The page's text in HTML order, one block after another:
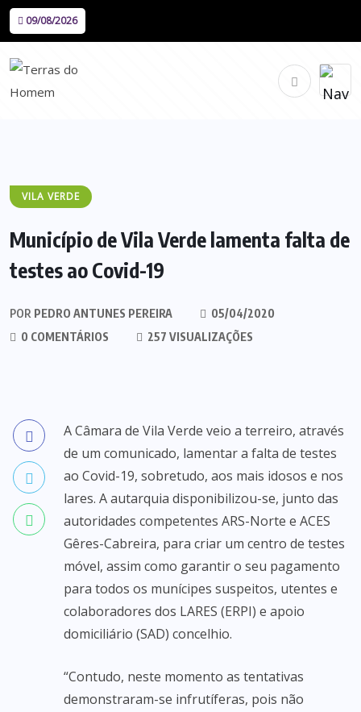
09/08/2026
VILA VERDE
Município de Vila Verde lamenta falta de
testes ao Covid-19
POR PEDRO ANTUNES PEREIRA
05/04/2020
0 COMENTÁRIOS
257 VISUALIZAÇÕES
A Câmara de Vila Verde veio a terreiro, através
de um comunicado, lamentar a falta de testes
ao Covid-19, sobretudo, aos mais idosos e nos
lares. A autarquia disponibilizou-se, junto das
autoridades competentes ARS-Norte e ACES
Gêres-Cabreira, para criar um centro de testes
móvel, assim como garantir o seu pagamento
para todos os munícipes suspeitos, utentes e
colaboradores dos LARES (ERPI) e apoio
domiciliário (SAD) concelhio.
“Contudo, neste momento as tentativas
demonstraram-se infrutíferas, pois não